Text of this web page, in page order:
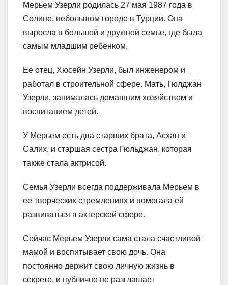
Мерьем Узерли родилась 27 мая 1987 года в
Солине, небольшом городе в Турции. Она
выросла в большой и дружной семье, где была
самым младшим ребенком.
Ее отец, Хюсейн Узерли, был инженером и
работал в строительной сфере. Мать, Гюлджан
Узерли, занималась домашним хозяйством и
воспитанием детей.
У Мерьем есть два старших брата, Асхан и
Салих, и старшая сестра Гюльджан, которая
также стала актрисой.
Семья Узерли всегда поддерживала Мерьем в
ее творческих стремлениях и помогала ей
развиваться в актерской сфере.
Сейчас Мерьем Узерли сама стала счастливой
мамой и воспитывает свою дочь. Она
постоянно держит свою личную жизнь в
секрете, и публично не разглашает